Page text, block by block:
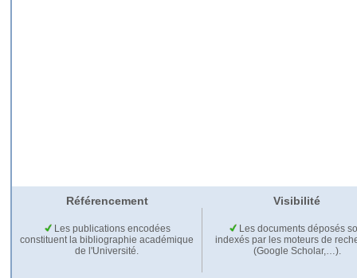
Référencement Visibilité
Les publications encodées
constituent la bibliographie académique
de l'Université.
Les documents déposés
indexés par les moteurs de
(Google Scholar,…).